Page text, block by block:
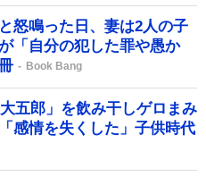
怒鳴った日、妻は2人の子
「自分の犯した罪や愚か
Book Bang
五郎」を飲み干しゲロまみ
感情を失くした」子供時代